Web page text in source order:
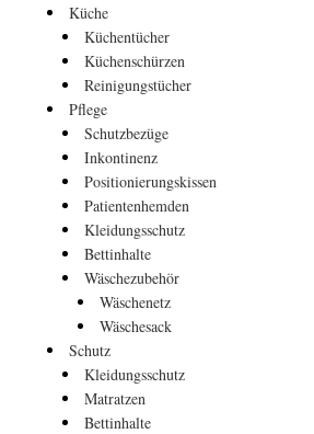
Küche
Küchentücher
Küchenschürzen
Reinigungstücher
Pflege
Schutzbezüge
Inkontinenz
Positionierungskissen
Patientenhemden
Kleidungsschutz
Bettinhalte
Wäschezubehör
Wäschenetz
Wäschesack
Schutz
Kleidungsschutz
Matratzen
Bettinhalte